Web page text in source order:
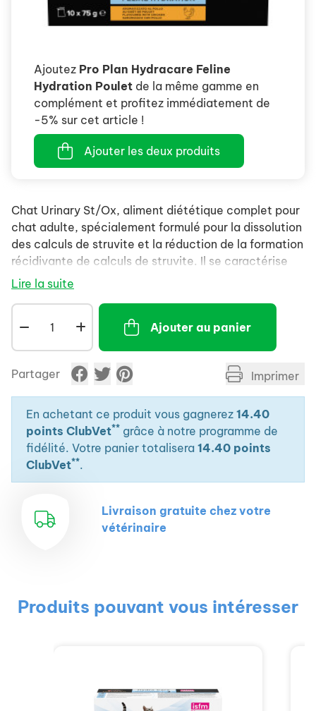
Ajoutez Pro Plan Hydracare Feline
Hydration Poulet de la même gamme en
complément et profitez immédiatement de
-5% sur cet article !
Ajouter les deux produits
Chat Urinary St/Ox, aliment diététique complet pour
chat adulte, spécialement formulé pour la dissolution
des calculs de struvite et la réduction de la formation
récidivante de calculs de struvite. Il se caractérise
par des propriétés d’acidification de l'urine et une
Lire la suite
Ajouter au panier
Partager Imprimer
En achetant ce produit vous gagnerez 14.40
points ClubVet** grâce à notre programme de
fidélité. Votre panier totalisera 14.40 points
ClubVet**.
Livraison gratuite chez votre
vétérinaire
Produits pouvant vous intéresser